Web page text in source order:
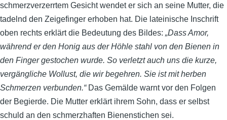
schmerzverzerrtem Gesicht wendet er sich an seine Mutter, die
tadelnd den Zeigefinger erhoben hat. Die lateinische Inschrift
oben rechts erklärt die Bedeutung des Bildes: „Dass Amor,
während er den Honig aus der Höhle stahl von den Bienen in
den Finger gestochen wurde. So verletzt auch uns die kurze,
vergängliche Wollust, die wir begehren. Sie ist mit herben
Schmerzen verbunden.“Das Gemälde warnt vor den Folgen
der Begierde. Die Mutter erklärt ihrem Sohn, dass er selbst
schuld an den schmerzhaften Bienenstichen sei.